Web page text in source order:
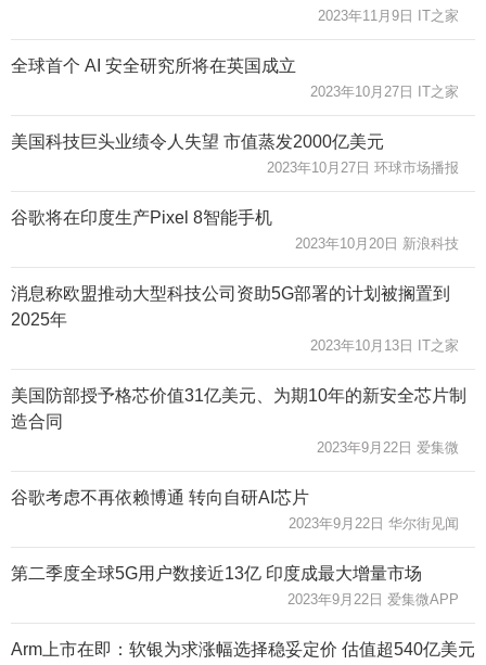
2023年11月9日 IT之家
全球首个 AI 安全研究所将在英国成立
2023年10月27日 IT之家
美国科技巨头业绩令人失望 市值蒸发2000亿美元
2023年10月27日 环球市场播报
谷歌将在印度生产Pixel 8智能手机
2023年10月20日 新浪科技
消息称欧盟推动大型科技公司资助5G部署的计划被搁置到
2025年
2023年10月13日 IT之家
美国防部授予格芯价值31亿美元、为期10年的新安全芯片制
造合同
2023年9月22日 爱集微
谷歌考虑不再依赖博通 转向自研AI芯片
2023年9月22日 华尔街见闻
第二季度全球5G用户数接近13亿 印度成最大增量市场
2023年9月22日 爱集微APP
Arm上市在即：软银为求涨幅选择稳妥定价 估值超540亿美元